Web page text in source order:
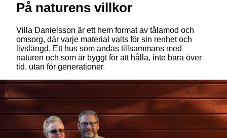
På naturens villkor
Villa Danielsson är ett hem format av tålamod och
omsorg, där varje material valts för sin renhet och
livslängd. Ett hus som andas tillsammans med
naturen och som är byggt för att hålla, inte bara över
tid, utan för generationer.